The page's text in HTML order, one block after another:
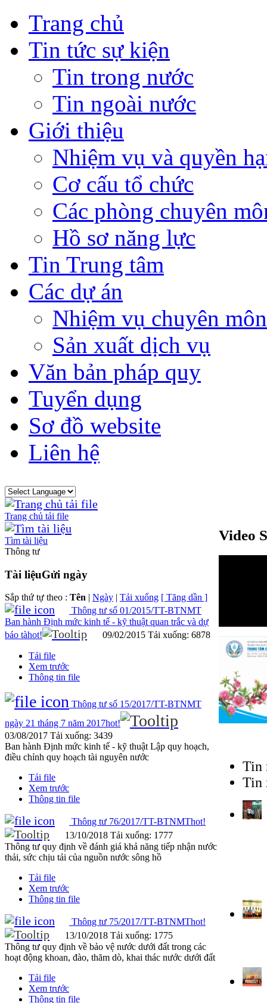
Trang chủ
Tin tức sự kiện
Tin trong nước
Tin ngoài nước
Giới thiệu
Nhiệm vụ và quyền
Cơ cấu tổ chức
Các phòng chuyên
Hồ sơ năng lực
Tin Trung tâm
Các dự án
Nhiệm vụ chuyên môn
Sản xuất dịch vụ
Văn bản pháp quy
Tuyển dụng
Sơ đồ website
Liên hệ
Trang chủ tải file
Tìm tài liệu
Thông tư
Tài liệuGửi ngày
Sắp thứ tự theo : Tên | Ngày | Tải xuống [ Tăng dần ]
Thông tư số 01/2015/TT-BTNMT
Ban hành Định mức kinh tế - kỹ thuật quan trắc và dự
báo tàhot! 09/02/2015 Tải xuống: 6878
Tải file
Xem trước
Thông tin file
Thông tư số 15/2017/TT-BTNMT
ngày 21 tháng 7 năm 2017hot!
03/08/2017 Tải xuống: 3439
Ban hành Định mức kinh tế - kỹ thuật Lập quy hoạch,
điều chỉnh quy hoạch tài nguyên nước
Tải file
Xem trước
Thông tin file
Thông tư 76/2017/TT-BTNMThot!
13/10/2018 Tải xuống: 1777
Thông tư quy định về đánh giá khả năng tiếp nhận nước
thải, sức chịu tải của nguồn nước sông hồ
Tải file
Xem trước
Thông tin file
Thông tư 75/2017/TT-BTNMThot!
13/10/2018 Tải xuống: 1775
Thông tư quy định về bảo vệ nước dưới đất trong các
hoạt động khoan, đào, thăm dò, khai thác nước dưới đất
Tải file
Xem trước
Thông tin file
Video
Tin
Tin